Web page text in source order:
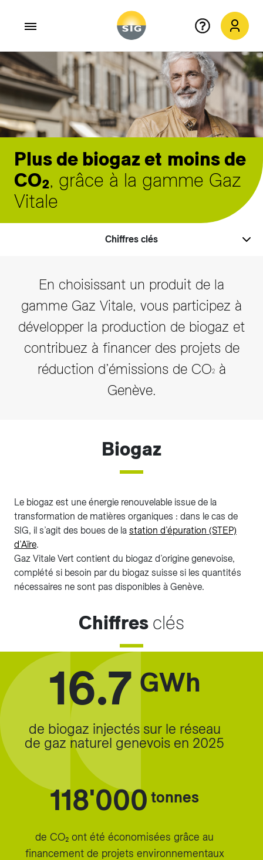
Aller au contenu principal
Plus de biogaz et moins de
CO₂, grâce à la gamme Gaz
Vitale
Chiffres clés
En choisissant un produit de la
gamme Gaz Vitale, vous participez à
développer la production de biogaz et
contribuez à financer des projets de
réduction d’émissions de CO2à
Genève.
Biogaz
Le biogaz est une énergie renouvelable issue de la
transformation de matières organiques : dans le cas de
SIG, il s’agit des boues de la station d’épuration (STEP)
d’Aïre.
Gaz Vitale Vert contient du biogaz d’origine genevoise,
complété si besoin par du biogaz suisse si les quantités
nécessaires ne sont pas disponibles à Genève.
Chiffres clés
16.7GWh
de biogaz injectés sur le réseau
de gaz naturel genevois en 2025
118'000tonnes
de CO₂ ont été économisées grâce au
financement de projets environnementaux